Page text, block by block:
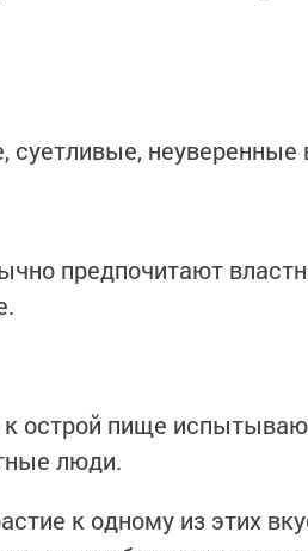
суетливые,
предпочитают
к острой пище
люди.
к одному из этих